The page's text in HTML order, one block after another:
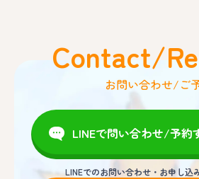
Contact/
お問い合わせ/ご
LINEで問い合わせ/予約
LINEでのお問い合わせ・お申し込